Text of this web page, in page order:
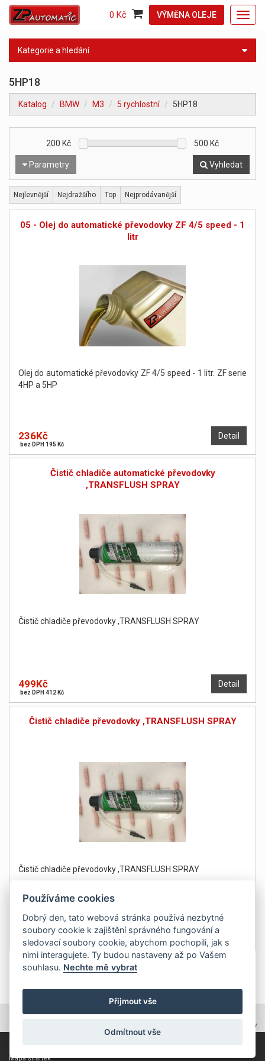
VÝMĚNA OLEJE
0 Kč
Kategorie a hledání
5HP18
Katalog BMW M3 5 rychlostní 5HP18
Parametry
200 Kč 500 Kč
Vyhledat
Nejlevnější Nejdražšího Top Nejprodávanější
05 - Olej do automatické převodovky ZF 4/5 speed - 1
litr
Olej do automatické převodovky ZF 4/5 speed - 1 litr. ZF serie
4HP a 5HP
Detail
236Kč
bez DPH 195 Kč
Čistič chladiče automatické převodovky
,TRANSFLUSH SPRAY
Čistič chladiče převodovky ,TRANSFLUSH SPRAY
Detail
499Kč
bez DPH 412 Kč
Čistič chladiče převodovky ,TRANSFLUSH SPRAY
Čistič chladiče převodovky ,TRANSFLUSH SPRAY
Detail
499Kč
bez DPH 412 Kč
1
Mapa stránek
TOPWEBY - webhosting, domény, tvorba www
Používáme cookies
Dobrý den, tato webová stránka používá nezbytné
soubory cookie k zajištění správného fungování a
sledovací soubory cookie, abychom pochopili, jak s
nimi interagujete. Ty budou nastaveny až po Vašem
souhlasu. Nechte mě vybrat
Přijmout vše
Odmítnout vše